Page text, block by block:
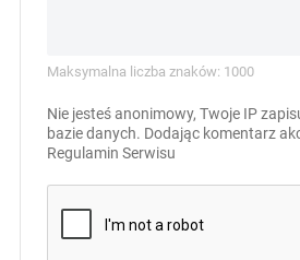
Maksymalna liczba znaków: 1000
Nie jesteś anonimowy, Twoje IP
bazie danych. Dodając komentarz
Regulamin Serwisu